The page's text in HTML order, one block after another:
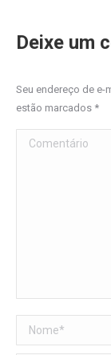
Deixe um
Seu endereço de
estão marcados *
Comentário
Nome *